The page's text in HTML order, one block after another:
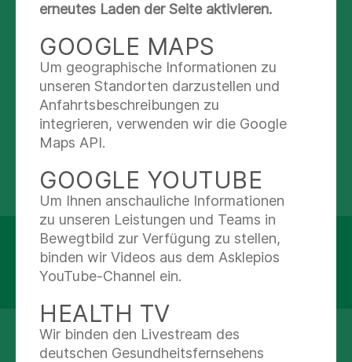
+49 8041 507 1013
+49 8041 507 1761
Abteilungen
Verwaltung
Asklepios Stadtklinik Bad Tölz
Schützenstraße15
83646 Bad Tölz
+49 8041 507 01
erneutes Laden der Seite aktivieren.
GOOGLE MAPS
Um geographische Informationen zu
unseren Standorten darzustellen und
Anfahrtsbeschreibungen zu
integrieren, verwenden wir die Google
Maps API.
GOOGLE YOUTUBE
Um Ihnen anschauliche Informationen
zu unseren Leistungen und Teams in
Bewegtbild zur Verfügung zu stellen,
binden wir Videos aus dem Asklepios
YouTube-Channel ein.
HEALTH TV
Wir binden den Livestream des
deutschen Gesundheitsfernsehens